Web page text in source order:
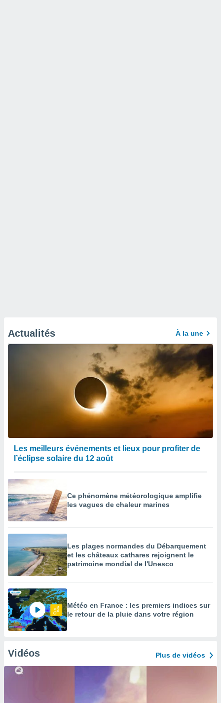
Actualités À la une
Les meilleurs événements et lieux pour profiter de
l’éclipse solaire du 12 août
Ce phénomène météorologique amplifie
les vagues de chaleur marines
Les plages normandes du Débarquement
et les châteaux cathares rejoignent le
patrimoine mondial de l'Unesco
Météo en France : les premiers indices sur
le retour de la pluie dans votre région
Vidéos Plus de vidéos